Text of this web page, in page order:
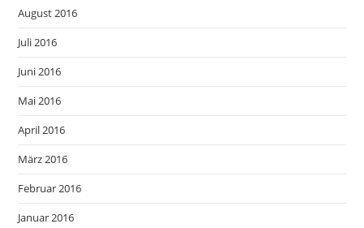
August 2016
Juli 2016
Juni 2016
Mai 2016
April 2016
März 2016
Februar 2016
Januar 2016